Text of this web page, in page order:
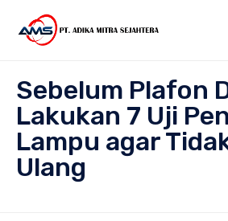
Sebelum Plafon
Lakukan 7 Uji
Lampu agar
Ulang